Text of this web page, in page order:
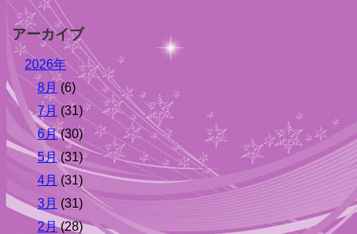
アーカイブ
2026年
8月 (6)
7月 (31)
6月(30)
5月 (31)
4月 (31)
3月 (31)
2月(28)